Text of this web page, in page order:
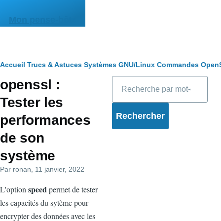
Mon pense-bête
Fil
d'Ariane
Accueil Trucs & Astuces Systèmes GNU/Linux Commandes
openssl :
Tester les
performances
de son
système
Par ronan , 11 janvier, 2022
L'option speedpermet de tester
les capacités du sytème pour
encrypter des données avec les